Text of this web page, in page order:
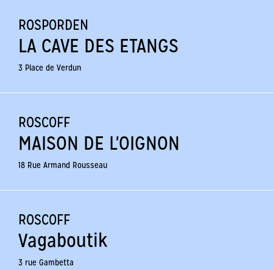
ROSPORDEN
LA CAVE DES ETANGS
3 Place de Verdun
ROSCOFF
MAISON DE L'OIGNON
18 Rue Armand Rousseau
ROSCOFF
Vagaboutik
3 rue Gambetta